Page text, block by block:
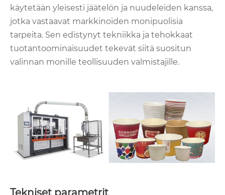
käytetään yleisesti jäätelön ja nuudeleiden kanssa,
jotka vastaavat markkinoiden monipuolisia
tarpeita. Sen edistynyt tekniikka ja tehokkaat
tuotantoominaisuudet tekevät siitä suositun
valinnan monille teollisuuden valmistajille.
Tekniset parametrit